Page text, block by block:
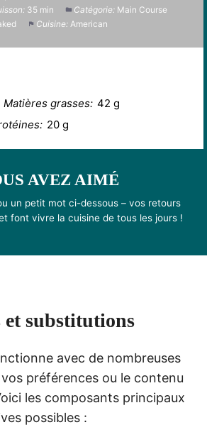
35 min Catégorie: Main Course
Cuisine: American
Matières grasses: 42 g
20 g
AVEZ AIMÉ
un petit mot ci-dessous – vos retours
font vivre la cuisine de tous les jours !
substitutions
avec de nombreuses
préférences ou le contenu
les composants principaux
possibles :